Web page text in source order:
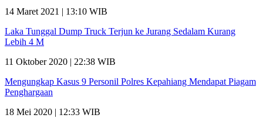
14 Maret 2021 | 13:10 WIB
Laka Tunggal Dump Truck Terjun ke Jurang Sedalam Kurang
Lebih 4 M
11 Oktober 2020 | 22:38 WIB
Mengungkap Kasus 9 Personil Polres Kepahiang Mendapat Piagam
Penghargaan
18 Mei 2020 | 12:33 WIB